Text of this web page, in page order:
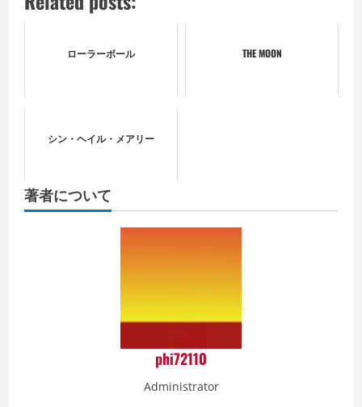
ローラーボール THE MOON
シン・ヘイル・メアリー
著者について
phi72110
Administrator